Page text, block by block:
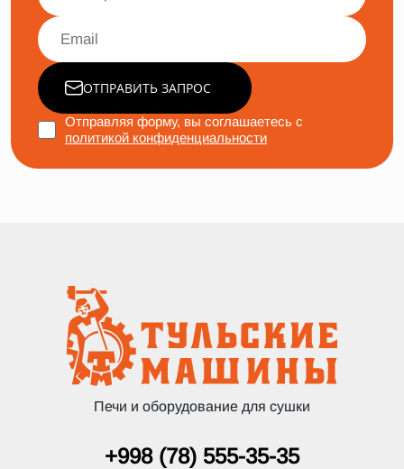
ОТПРАВИТЬ ЗАПРОС
Отправляя форму, вы соглашаетесь с
политикой конфиденциальности
Печи и оборудование для сушки
+998 (78) 555-35-35